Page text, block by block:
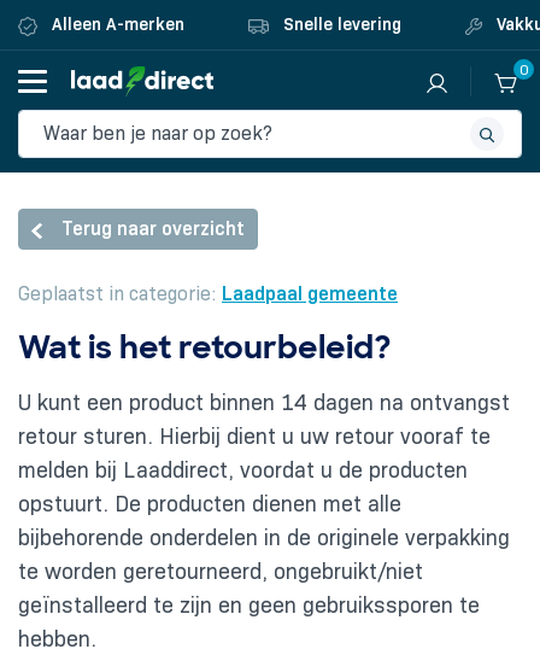
Alleen A-merken Snelle levering
0
Terug naar overzicht
Geplaatst in categorie: Laadpaal gemeente
Wat is het retourbeleid?
U kunt een product binnen 14 dagen na ontvangst
retour sturen. Hierbij dient u uw retour vooraf te
melden bij Laaddirect, voordat u de producten
opstuurt. De producten dienen met alle
bijbehorende onderdelen in de originele verpakking
te worden geretourneerd, ongebruikt/niet
geïnstalleerd te zijn en geen gebruikssporen te
hebben.